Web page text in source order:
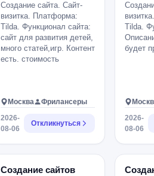
Создание сайта. Сайт-
визитка. Платформа:
Tilda. Функционал сайта:
сайт для развития детей,
много статей,игр. Контент
есть. стоимость
Москва
Фрилансеры
2026-
08-06
Откликнуться
Tilda.
будет
2026-
08-06
Создание сайтов